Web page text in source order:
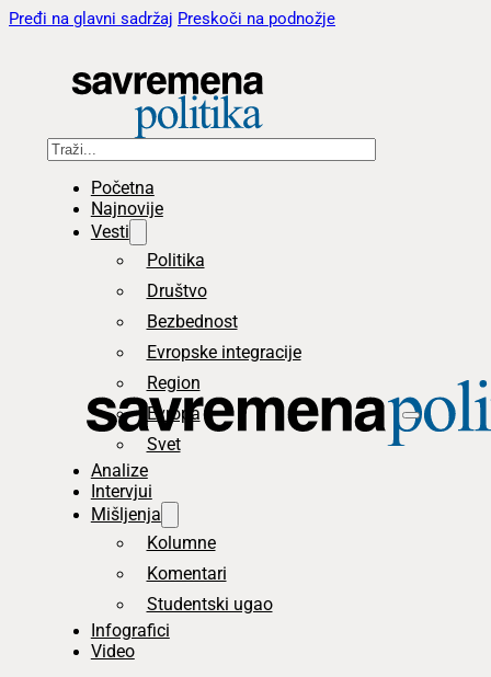
Pređi na glavni sadržaj Preskoči na podnožje
Pretraga
Početna
Najnovije
Vesti
Politika
Društvo
Bezbednost
Evropske integracije
Region
Evropa
Svet
Analize
Intervjui
Mišljenja
Kolumne
Komentari
Studentski ugao
Infografici
Video